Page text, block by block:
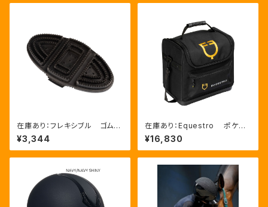
在庫あり：フレキシブル ゴムブ
ラシ（ETS00006）
¥3,344
在庫あり：Equestro ポケット
いっぱいグルーミングバッグ（ET
S02013）
¥16,830